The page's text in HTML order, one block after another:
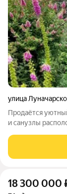
улица
Продаётся
и санузлы
санузел и одна
две
18 300 000